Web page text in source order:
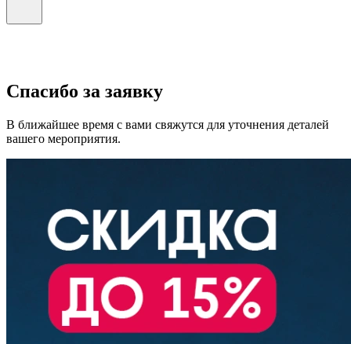
Спасибо за заявку
В ближайшее время с вами свяжутся для уточнения деталей
вашего мероприятия.